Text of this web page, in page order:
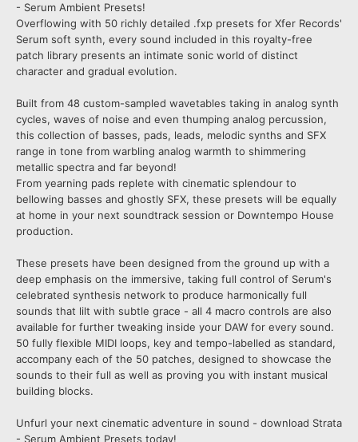
- Serum Ambient Presets!
Overflowing with 50 richly detailed .fxp presets for Xfer Records'
Serum soft synth, every sound included in this royalty-free
patch library presents an intimate sonic world of distinct
character and gradual evolution.
Built from 48 custom-sampled wavetables taking in analog synth
cycles, waves of noise and even thumping analog percussion,
this collection of basses, pads, leads, melodic synths and SFX
range in tone from warbling analog warmth to shimmering
metallic spectra and far beyond!
From yearning pads replete with cinematic splendour to
bellowing basses and ghostly SFX, these presets will be equally
at home in your next soundtrack session or Downtempo House
production.
These presets have been designed from the ground up with a
deep emphasis on the immersive, taking full control of Serum's
celebrated synthesis network to produce harmonically full
sounds that lilt with subtle grace - all 4 macro controls are also
available for further tweaking inside your DAW for every sound.
50 fully flexible MIDI loops, key and tempo-labelled as standard,
accompany each of the 50 patches, designed to showcase the
sounds to their full as well as proving you with instant musical
building blocks.
Unfurl your next cinematic adventure in sound - download Strata
- Serum Ambient Presets today!